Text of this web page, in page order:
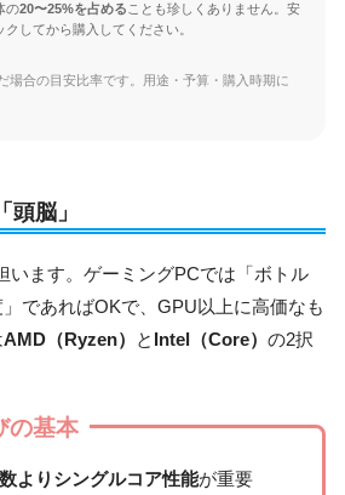
の20〜25%を占める ことも珍しくありません。安
してから購入してください。
場合の目安比率です。用途・予算・購入時期に
脳」
います。ゲーミングPCでは「ボトル
であればOKで、GPU以上に高価なも
AMD（Ryzen） と Intel（Core） の2択
の基本
よりシングルコア性能が重要